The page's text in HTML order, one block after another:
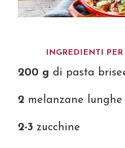
INGREDIENTI
200 g di pasta
2 melanzane
2-3 zucchine